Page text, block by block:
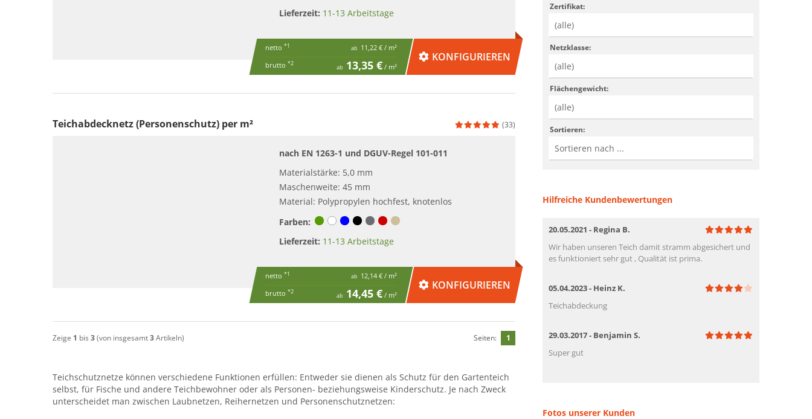
Zertifikat:
Netzklasse:
Flächengewicht:
Sortieren:
Hilfreiche Kundenbewertungen
20.05.2021 - Regina B.
Wir haben unseren Teich damit stramm abgesichert und
es funktioniert sehr gut , Qualität ist prima.
05.04.2023 - Heinz K.
Teichabdeckung
29.03.2017 - Benjamin S.
Super gut
Fotos unserer Kunden
Lieferzeit: 11-13 Arbeitstage
netto*1 ab 11,22 € / m²
brutto*2
ab 13,35 € / m²
KONFIGURIEREN
Teichabdecknetz (Personenschutz) per m² (33)
nach EN 1263-1 und DGUV-Regel 101-011
Materialstärke: 5,0 mm
Maschenweite: 45 mm
Material: Polypropylen hochfest, knotenlos
Farben:
Lieferzeit: 11-13 Arbeitstage
netto*1 ab 12,14 € / m²
brutto*2
ab 14,45 € / m²
KONFIGURIEREN
Zeige 1 bis 3(von insgesamt3Artikeln) Seiten: 1
Teichschutznetze können verschiedene Funktionen erfüllen: Entweder sie dienen als Schutz für den Gartenteich
selbst, für Fische und andere Teichbewohner oder als Personen- beziehungsweise Kinderschutz. Je nach Zweck
unterscheidet man zwischen Laubnetzen, Reihernetzen und Personenschutznetzen: